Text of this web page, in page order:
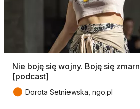
Nie boję się wojny. Boję się
[podcast]
● Dorota Setniewska, ngo.pl